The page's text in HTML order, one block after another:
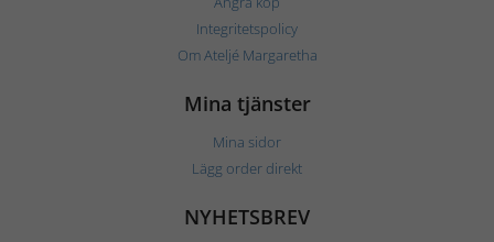
Integritetspolicy
Om Ateljé Margaretha
Mina tjänster
Mina sidor
Lägg order direkt
NYHETSBREV